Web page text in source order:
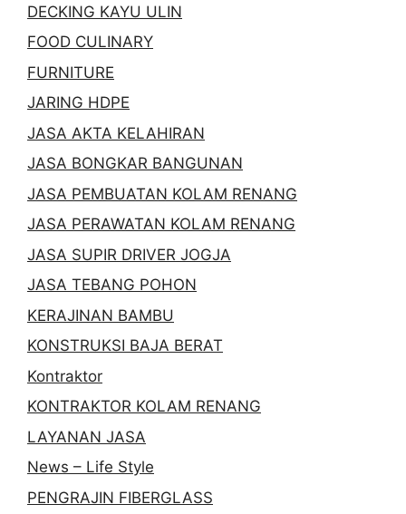
DECKING KAYU ULIN
FOOD CULINARY
FURNITURE
JARING HDPE
JASA AKTA KELAHIRAN
JASA BONGKAR BANGUNAN
JASA PEMBUATAN KOLAM RENANG
JASA PERAWATAN KOLAM RENANG
JASA SUPIR DRIVER JOGJA
JASA TEBANG POHON
KERAJINAN BAMBU
KONSTRUKSI BAJA BERAT
Kontraktor
KONTRAKTOR KOLAM RENANG
LAYANAN JASA
News – Life Style
PENGRAJIN FIBERGLASS